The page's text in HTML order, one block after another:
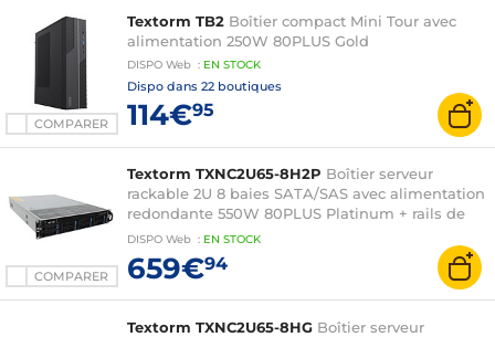
COMPARER
Textorm TB2 Boîtier compact Mini Tour avec
alimentation 250W 80PLUS Gold
DISPO Web : EN STOCK
Dispo dans 22 boutiques
114€95
COMPARER
Textorm TXNC2U65-8H2P Boîtier serveur
rackable 2U 8 baies SATA/SAS avec alimentation
redondante 550W 80PLUS Platinum + rails de
fixation
DISPO Web : EN STOCK
659€94
Textorm TXNC2U65-8HG Boîtier serveur